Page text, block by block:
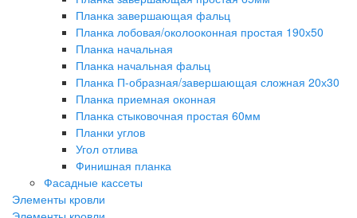
Планка завершающая фальц
Планка лобовая/околооконная простая 190х50
Планка начальная
Планка начальная фальц
Планка П-образная/завершающая сложная 20х30
Планка приемная оконная
Планка стыковочная простая 60мм
Планки углов
Угол отлива
Финишная планка
Фасадные кассеты
Элементы кровли